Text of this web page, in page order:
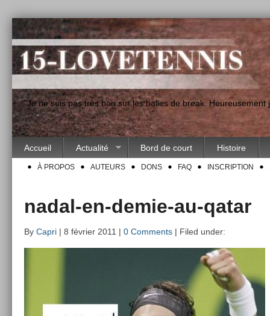
"Je ne suis pas très bon sur les balles de break.
Accueil Actualité Bord de court Histoire
À PROPOS AUTEURS DONS FAQ INSCRIPTION
nadal-en-demie-au-qatar
By Capri | 8 février 2011 | 0 Comments | Filed under: